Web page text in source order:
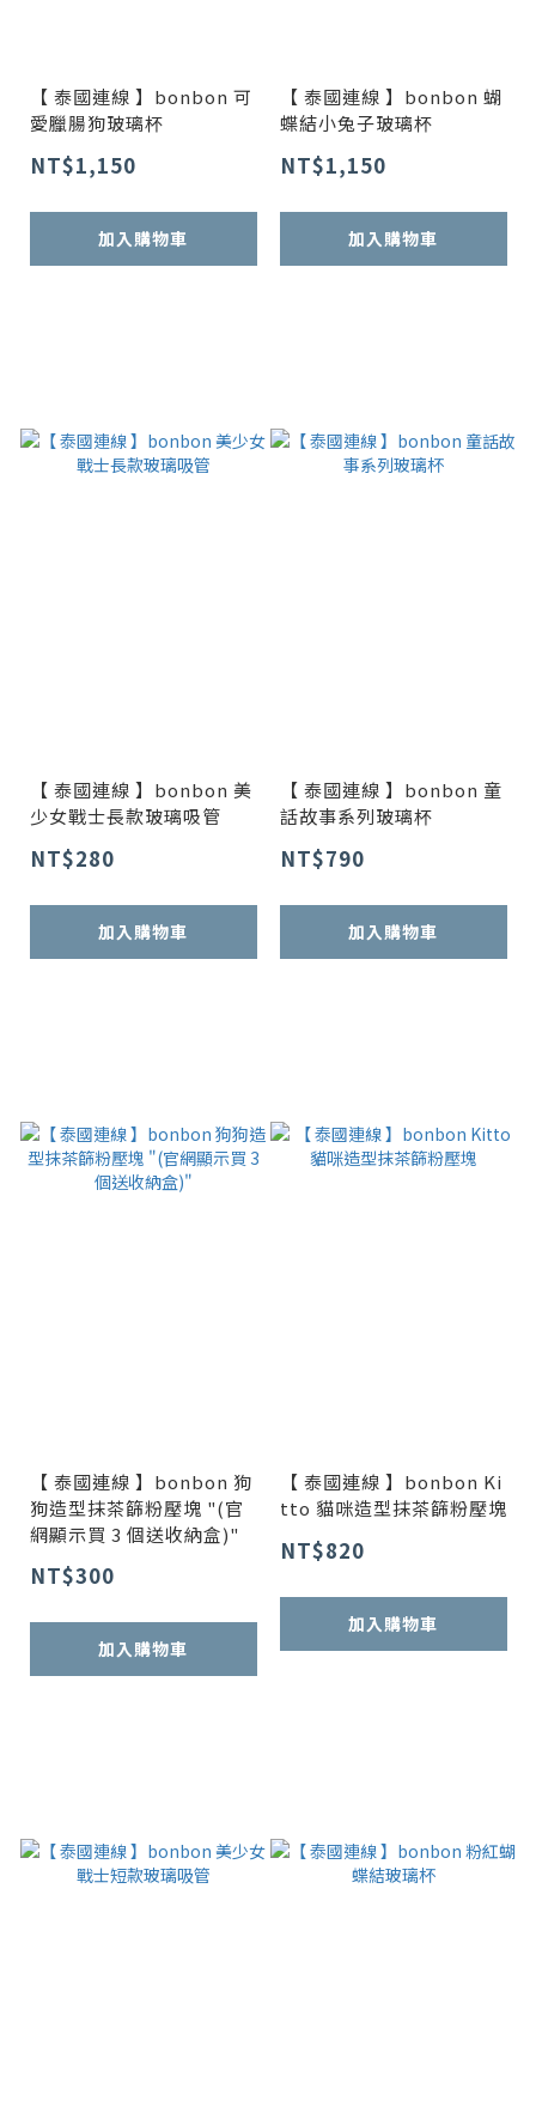
【 泰國連線 】bonbon 可
愛臘腸狗玻璃杯
NT$1,150
加入購物車
【 泰國連線 】bonbon 蝴
蝶結小兔子玻璃杯
NT$1,150
加入購物車
【 泰國連線 】bonbon 美
少女戰士長款玻璃吸管
NT$280
加入購物車
【 泰國連線 】bonbon 童
話故事系列玻璃杯
NT$790
加入購物車
【 泰國連線 】bonbon 狗
狗造型抹茶篩粉壓塊 "(官
網顯示買 3 個送收納盒)"
NT$300
加入購物車
【 泰國連線 】bonbon Ki
tto 貓咪造型抹茶篩粉壓塊
NT$820
加入購物車